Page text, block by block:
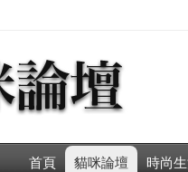
首頁 貓咪論壇 時尚